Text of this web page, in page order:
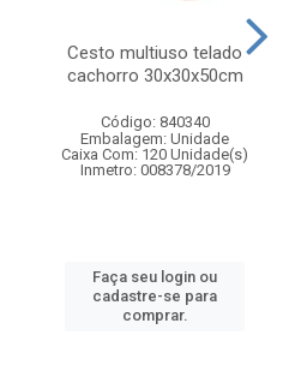
Cesto multiuso telado
cachorro 30x30x50cm
Código: 840340
Embalagem: Unidade
Caixa Com: 120 Unidade(s)
Inmetro: 008378/2019
Faça seu login ou
cadastre-se para
comprar.